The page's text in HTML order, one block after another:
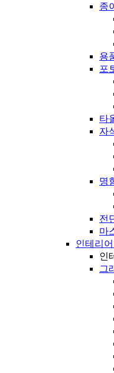
종
용
포
타
자
명
전
마
인테리
인
그